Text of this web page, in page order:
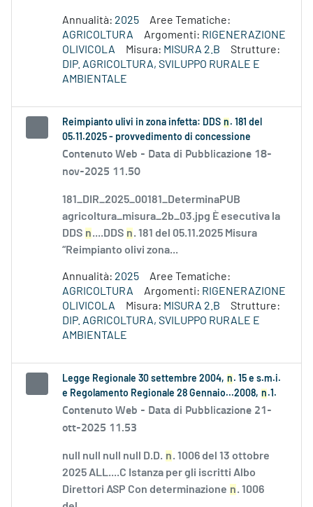
Annualità: 2025
Aree Tematiche:
AGRICOLTURA
Argomenti: RIGENERAZIONE
OLIVICOLA
Misura: MISURA 2.B
Strutture:
DIP. AGRICOLTURA, SVILUPPO RURALE E
AMBIENTALE
Reimpianto ulivi in zona infetta: DDS n . 181 del
05.11.2025 - provvedimento di concessione
Contenuto Web - Data di Pubblicazione 18-
nov-2025 11.50
181_DIR_2025_00181_DeterminaPUB
agricoltura_misura_2b_03.jpg È esecutiva la
DDS n....DDS n. 181 del 05.11.2025 Misura
“Reimpianto olivi zona...
Annualità: 2025
Aree Tematiche:
AGRICOLTURA
Argomenti: RIGENERAZIONE
OLIVICOLA
Misura: MISURA 2.B
Strutture:
DIP. AGRICOLTURA, SVILUPPO RURALE E
AMBIENTALE
Legge Regionale 30 settembre 2004, n . 15 e s.m.i.
e Regolamento Regionale 28 Gennaio...2008, n .1.
Contenuto Web - Data di Pubblicazione 21-
ott-2025 11.53
null null null null D.D. n. 1006 del 13 ottobre
2025 ALL....C Istanza per gli iscritti Albo
Direttori ASP Con determinazione n. 1006